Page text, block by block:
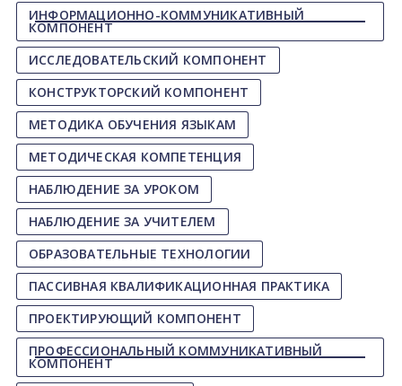
ИНФОРМАЦИОННО-КОММУНИКАТИВНЫЙ
КОМПОНЕНТ
ИССЛЕДОВАТЕЛЬСКИЙ КОМПОНЕНТ
КОНСТРУКТОРСКИЙ КОМПОНЕНТ
МЕТОДИКА ОБУЧЕНИЯ ЯЗЫКАМ
МЕТОДИЧЕСКАЯ КОМПЕТЕНЦИЯ
НАБЛЮДЕНИЕ ЗА УРОКОМ
НАБЛЮДЕНИЕ ЗА УЧИТЕЛЕМ
ОБРАЗОВАТЕЛЬНЫЕ ТЕХНОЛОГИИ
ПАССИВНАЯ КВАЛИФИКАЦИОННАЯ ПРАКТИКА
ПРОЕКТИРУЮЩИЙ КОМПОНЕНТ
ПРОФЕССИОНАЛЬНЫЙ КОММУНИКАТИВНЫЙ
КОМПОНЕНТ